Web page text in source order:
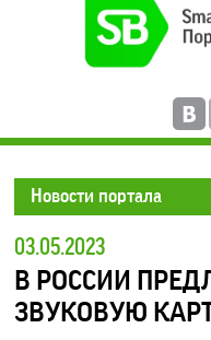
Новости портала
03.05.2023
В РОССИИ
ЗВУКОВУЮ